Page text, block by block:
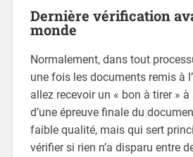
Dernière vérification
monde
Normalement, dans tout
une fois les documents remis à
allez recevoir un « bon à tirer » à
d’une épreuve finale du
faible qualité, mais qui sert
vérifier si rien n’a disparu entre